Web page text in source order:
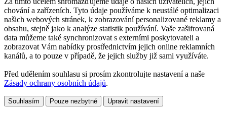
chování a zařízeních. Tyto údaje používáme k neustálé optimalizaci
našich webových stránek, k zobrazování personalizované reklamy a
obsahu, stejně jako k analýze statistik používání. Vaše zašifrovaná
data můžeme také synchronizovat s externími poskytovateli a
zobrazovat Vám nabídky prostřednictvím jejich online reklamních
kanálů, a to pouze v případě, že jejich služby již sami využíváte.
Před udělením souhlasu si prosím zkontrolujte nastavení a naše
Zásady ochrany osobních údajů.
Souhlasím Pouze nezbytné Upravit nastavení